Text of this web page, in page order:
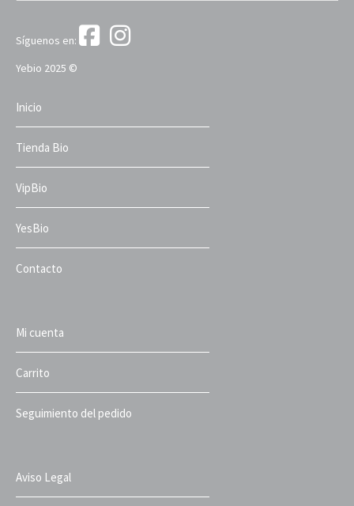
Síguenos en:
Yebio 2025 ©
Inicio
Tienda Bio
VipBio
YesBio
Contacto
Mi cuenta
Carrito
Seguimiento del pedido
Aviso Legal